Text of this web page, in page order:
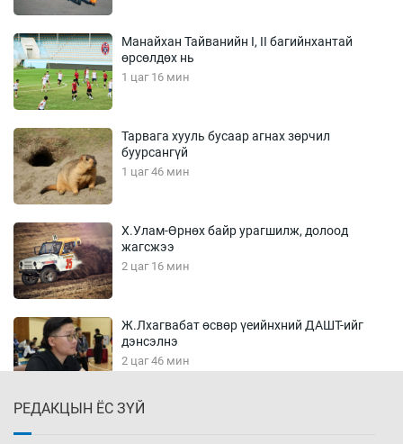
Манайхан Тайванийн I, II багийнхантай
өрсөлдөх нь
1 цаг 16 мин
Тарвага хууль бусаар агнах зөрчил
буурсангүй
1 цаг 46 мин
Х.Улам-Өрнөх байр урагшилж, долоод
жагсжээ
2 цаг 16 мин
Ж.Лхагвабат өсвөр үеийнхний ДАШТ-ийг
дэнсэлнэ
2 цаг 46 мин
РЕДАКЦЫН ЁС ЗҮЙ